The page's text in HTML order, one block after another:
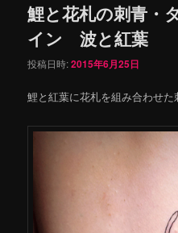
鯉と花札の刺青・
イン 波と紅葉
投稿日時:2015年6月25日
鯉と紅葉に花札を組み合わせた